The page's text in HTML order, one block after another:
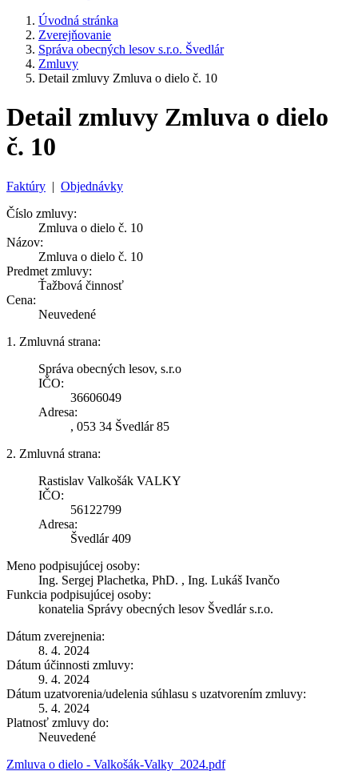
Úvodná stránka
Zverejňovanie
Správa obecných lesov s.r.o. Švedlár
Zmluvy
Detail zmluvy Zmluva o dielo č. 10
Detail zmluvy Zmluva o dielo
č. 10
Faktúry | Objednávky
Číslo zmluvy:
Zmluva o dielo č. 10
Názov:
Zmluva o dielo č. 10
Predmet zmluvy:
Ťažbová činnosť
Cena:
Neuvedené
1. Zmluvná strana:
Správa obecných lesov, s.r.o
IČO:
36606049
Adresa:
, 053 34 Švedlár 85
2. Zmluvná strana:
Rastislav Valkošák VALKY
IČO:
56122799
Adresa:
Švedlár 409
Meno podpisujúcej osoby:
Ing. Sergej Plachetka, PhD. , Ing. Lukáš Ivančo
Funkcia podpisujúcej osoby:
konatelia Správy obecných lesov Švedlár s.r.o.
Dátum zverejnenia:
8. 4. 2024
Dátum účinnosti zmluvy:
9. 4. 2024
Dátum uzatvorenia/udelenia súhlasu s uzatvorením zmluvy:
5. 4. 2024
Platnosť zmluvy do:
Neuvedené
Zmluva o dielo - Valkošák-Valky_2024.pdf